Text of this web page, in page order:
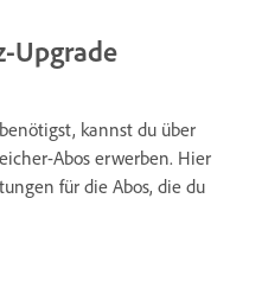
Upgrade
kannst du über
Abos erwerben. Hier
für die Abos, die du